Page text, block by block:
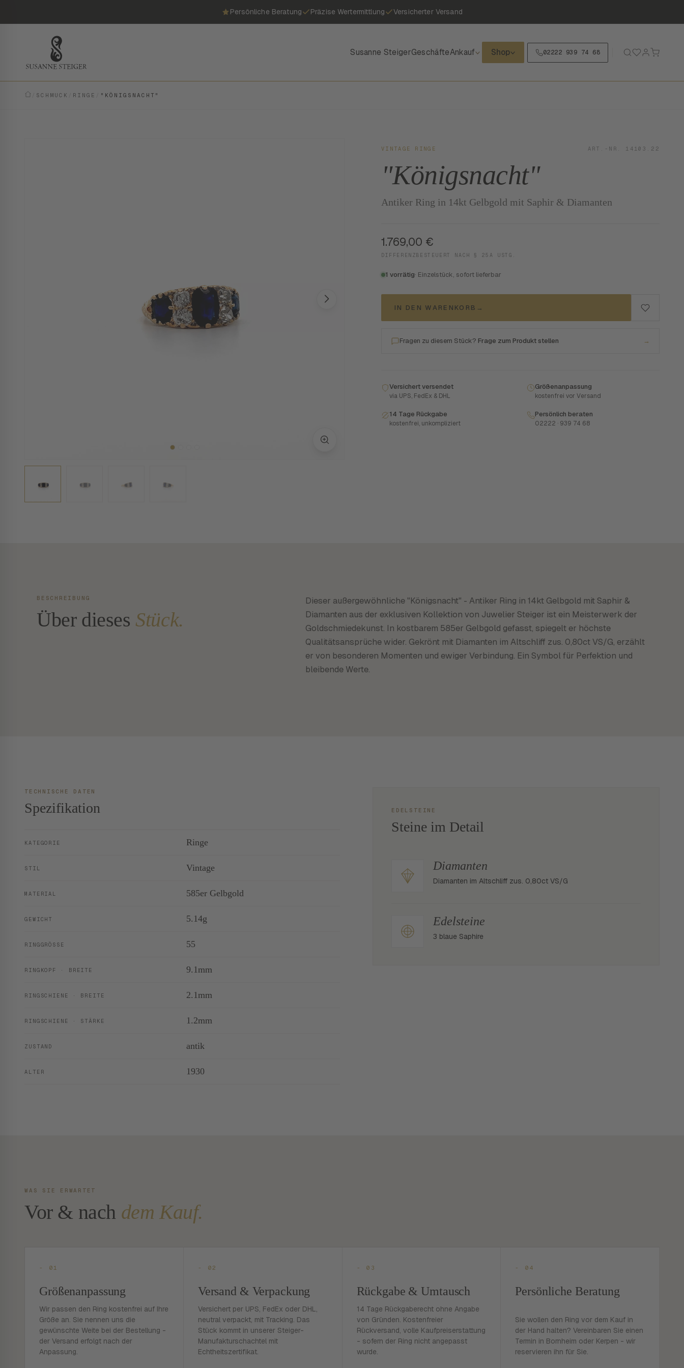
Persönliche Beratung Präzise Wertermittlung Versicherter Versand
Susanne SteigerGeschäfteAnkauf Shop 02222 939 74 68
SCHMUCK RINGE "KÖNIGSNACHT"
VINTAGE RINGE ART.-NR. 14103.22
"Königsnacht"
Antiker Ring in 14kt Gelbgold mit Saphir & Diamanten
1.769,00 €
DIFFERENZBESTEUERT NACH § 25A USTG.
1 vorrätig· Einzelstück, sofort lieferbar
IN DEN WARENKORB →
Fragen zu diesem Stück? Frage zum Produkt stellen →
Versichert versendet
via UPS, FedEx & DHL
Größenanpassung
kostenfrei vor Versand
14 Tage Rückgabe
kostenfrei, unkompliziert
Persönlich beraten
02222 · 939 74 68
BESCHREIBUNG
Über dieses Stück.
Dieser außergewöhnliche "Königsnacht" - Antiker Ring in 14kt Gelbgold mit Saphir &
Diamanten aus der exklusiven Kollektion von Juwelier Steiger ist ein Meisterwerk der
Goldschmiedekunst. In kostbarem 585er Gelbgold gefasst, spiegelt er höchste
Qualitätsansprüche wider. Gekrönt mit Diamanten im Altschliff zus. 0,80ct VS/G, erzählt
er von besonderen Momenten und ewiger Verbindung. Ein Symbol für Perfektion und
bleibende Werte.
TECHNISCHE DATEN
Spezifikation
KATEGORIE Ringe
STIL Vintage
MATERIAL 585er Gelbgold
GEWICHT 5.14g
RINGGRÖSSE 55
RINGKOPF · BREITE 9.1mm
RINGSCHIENE · BREITE 2.1mm
RINGSCHIENE · STÄRKE 1.2mm
ZUSTAND antik
ALTER 1930
EDELSTEINE
Steine im Detail
Diamanten
Diamanten im Altschliff zus. 0,80ct VS/G
Edelsteine
3 blaue Saphire
WAS SIE ERWARTET
Vor & nach dem Kauf.
- 01
Größenanpassung
Wir passen den Ring kostenfrei auf Ihre
Größe an. Sie nennen uns die
gewünschte Weite bei der Bestellung -
der Versand erfolgt nach der
Anpassung.
- 02
Versand & Verpackung
Versichert per UPS, FedEx oder DHL,
neutral verpackt, mit Tracking. Das
Stück kommt in unserer Steiger-
Manufakturschachtel mit
Echtheitszertifikat.
- 03
Rückgabe & Umtausch
14 Tage Rückgaberecht ohne Angabe
von Gründen. Kostenfreier
Rückversand, volle Kaufpreiserstattung
- sofern der Ring nicht angepasst
wurde.
- 04
Persönliche Beratung
Sie wollen den Ring vor dem Kauf in
der Hand halten? Vereinbaren Sie einen
Termin in Bornheim oder Kerpen - wir
reservieren ihn für Sie.